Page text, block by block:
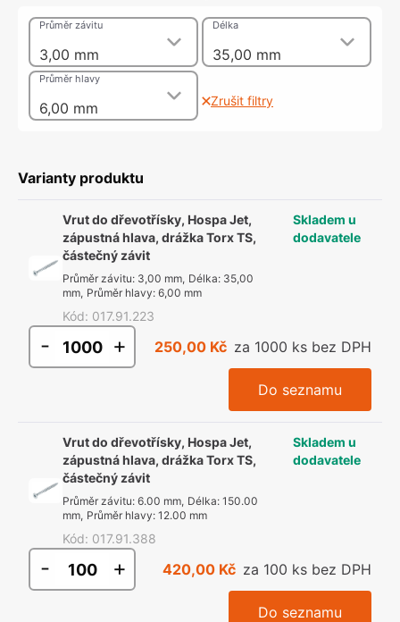
3,00 mm
Průměr závitu
35,00 mm
Délka
6,00 mm
Průměr hlavy
Zrušit filtry
Varianty produktu
Vrut do dřevotřísky, Hospa Jet,
zápustná hlava, drážka Torx TS,
částečný závit
Průměr závitu: 3,00 mm, Délka: 35,00
mm, Průměr hlavy:6,00 mm
Kód: 017.91.223
Skladem u
dodavatele
- + 250,00 Kč za 1000 ks bez DPH
Do seznamu
Vrut do dřevotřísky, Hospa Jet,
zápustná hlava, drážka Torx TS,
částečný závit
Průměr závitu:6.00 mm, Délka:150.00
mm, Průměr hlavy:12.00 mm
Kód: 017.91.388
Skladem u
dodavatele
- + 420,00 Kč za 100 ks bez DPH
Do seznamu